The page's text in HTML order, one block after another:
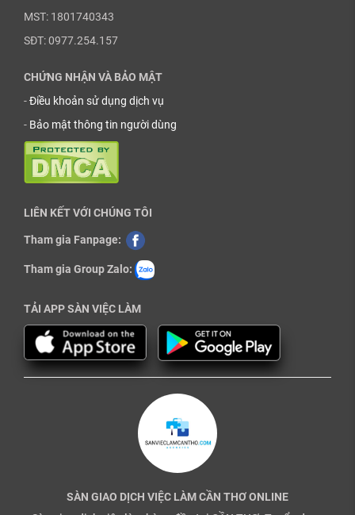
MST: 1801740343
SĐT: 0977.254.157
CHỨNG NHẬN VÀ BẢO MẬT
-Điều khoản sử dụng dịch vụ
- Bảo mật thông tin người dùng
LIÊN KẾT VỚI CHÚNG TÔI
Tham gia Fanpage:
Tham gia Group Zalo:
TẢI APP SÀN VIỆC LÀM
SÀN GIAO DỊCH VIỆC LÀM CẦN THƠ ONLINE